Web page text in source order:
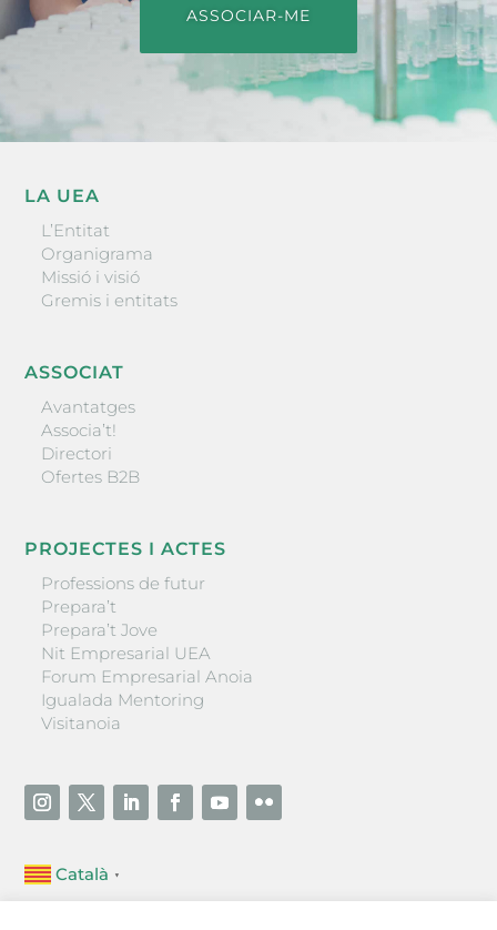
ASSOCIAR-ME
LA UEA
L’Entitat
Organigrama
Missió i visió
Gremis i entitats
ASSOCIAT
Avantatges
Associa’t!
Directori
Ofertes B2B
PROJECTES I ACTES
Professions de futur
Prepara’t
Prepara’t Jove
Nit Empresarial UEA
Forum Empresarial Anoia
Igualada Mentoring
Visitanoia
Català ▼